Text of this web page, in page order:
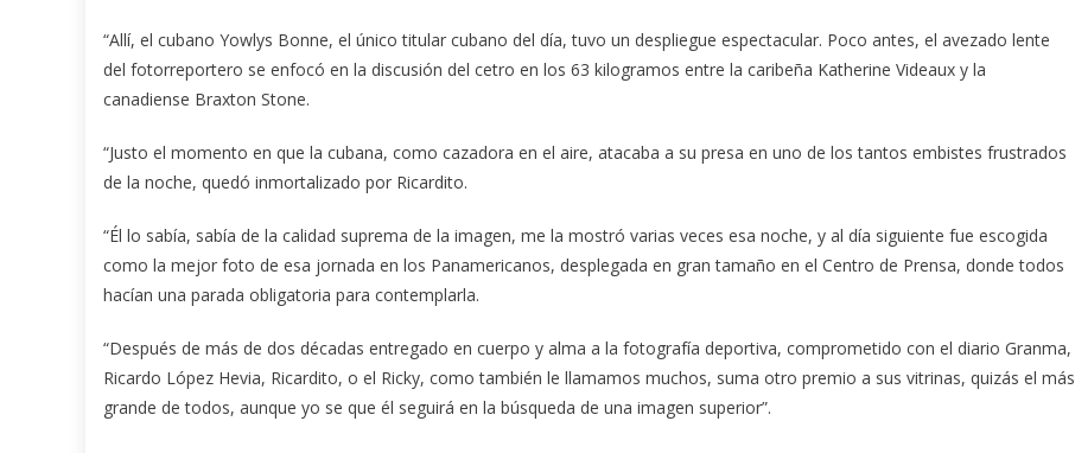
“Allí, el cubano Yowlys Bonne, el único titular cubano del día, tuvo un despliegue espectacular. Poco antes, el avezado lente
del fotorreportero se enfocó en la discusión del cetro en los 63 kilogramos entre la caribeña Katherine Videaux y la
canadiense Braxton Stone.
“Justo el momento en que la cubana, como cazadora en el aire, atacaba a su presa en uno de los tantos embistes frustrados
de la noche, quedó inmortalizado por Ricardito.
“Él lo sabía, sabía de la calidad suprema de la imagen, me la mostró varias veces esa noche, y al día siguiente fue escogida
como la mejor foto de esa jornada en los Panamericanos, desplegada en gran tamaño en el Centro de Prensa, donde todos
hacían una parada obligatoria para contemplarla.
“Después de más de dos décadas entregado en cuerpo y alma a la fotografía deportiva, comprometido con el diario Granma,
Ricardo López Hevia, Ricardito, o el Ricky, como también le llamamos muchos, suma otro premio a sus vitrinas, quizás el más
grande de todos, aunque yo se que él seguirá en la búsqueda de una imagen superior”.